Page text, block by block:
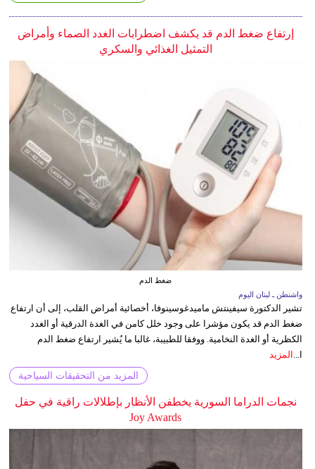
إرتفاع ضغط الدم قد يكشف اضطرابات الغدد الصماء وأمراض
التمثيل الغذائي والسكري
ضغط الدم
واشنطن ـ لبنان اليوم
تشير الدكتورة سيفينتش ماميدغوسينوفا، أخصائية أمراض القلب، إلى أن ارتفاع
ضغط الدم قد يكون مؤشرا على وجود خلل كامن في الغدة الدرقية أو الغدد
الكظرية أو الغدة النخامية. ووفقا للطبيبة، غالبا ما يُشير ارتفاع ضغط الدم
ا... المزيد
المزيد من التحقيقات السياحية
نجمات الدراما السورية يخطفن الأنظار بإطلالات راقية في حفل
Joy Awards